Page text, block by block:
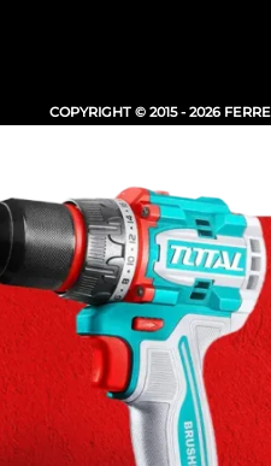
COPYRIGHT © 2015 - 2026